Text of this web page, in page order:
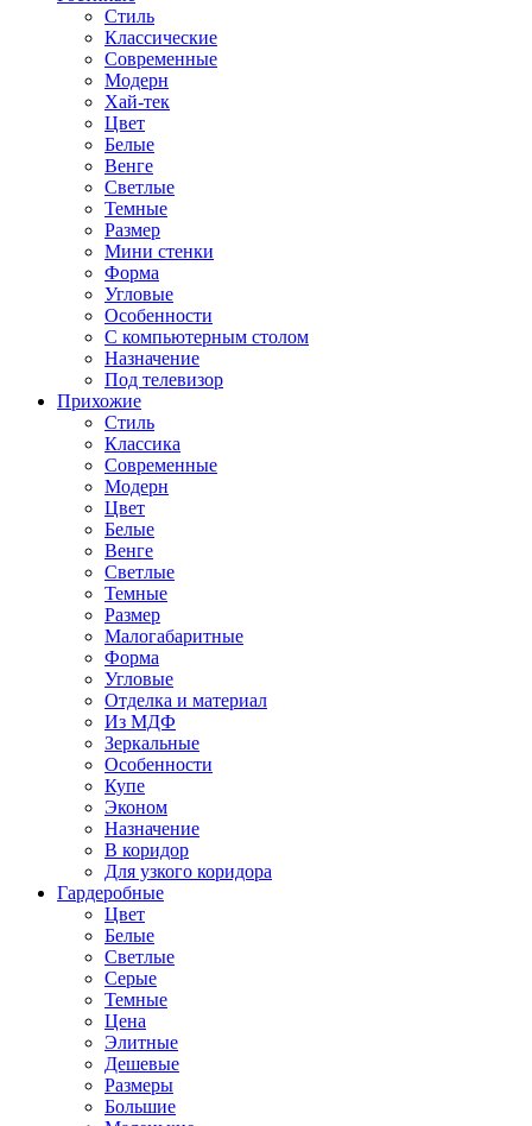
Стиль
Классические
Современные
Модерн
Хай-тек
Цвет
Белые
Венге
Светлые
Темные
Размер
Мини стенки
Форма
Угловые
Особенности
С компьютерным столом
Назначение
Под телевизор
Прихожие
Стиль
Классика
Современные
Модерн
Цвет
Белые
Венге
Светлые
Темные
Размер
Малогабаритные
Форма
Угловые
Отделка и материал
Из МДФ
Зеркальные
Особенности
Купе
Эконом
Назначение
В коридор
Для узкого коридора
Гардеробные
Цвет
Белые
Светлые
Серые
Темные
Цена
Элитные
Дешевые
Размеры
Большие